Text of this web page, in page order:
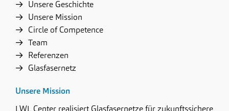
Unsere Geschichte
Unsere Mission
Circle of Competence
Team
Referenzen
Glasfasernetz
Unsere Mission
LWL Center realisiert Glasfasernetze für zukunftssichere